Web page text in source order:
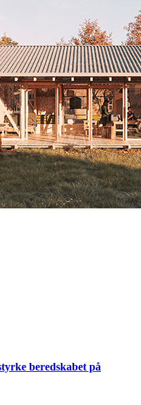
beredskabet på